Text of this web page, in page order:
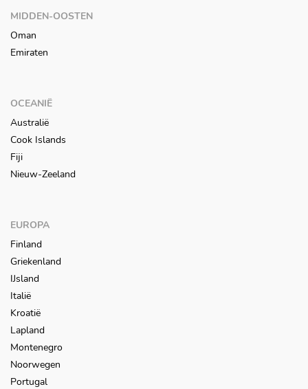
MIDDEN-OOSTEN
Oman
Emiraten
OCEANIË
Australië
Cook Islands
Fiji
Nieuw-Zeeland
EUROPA
Finland
Griekenland
IJsland
Italië
Kroatië
Lapland
Montenegro
Noorwegen
Portugal